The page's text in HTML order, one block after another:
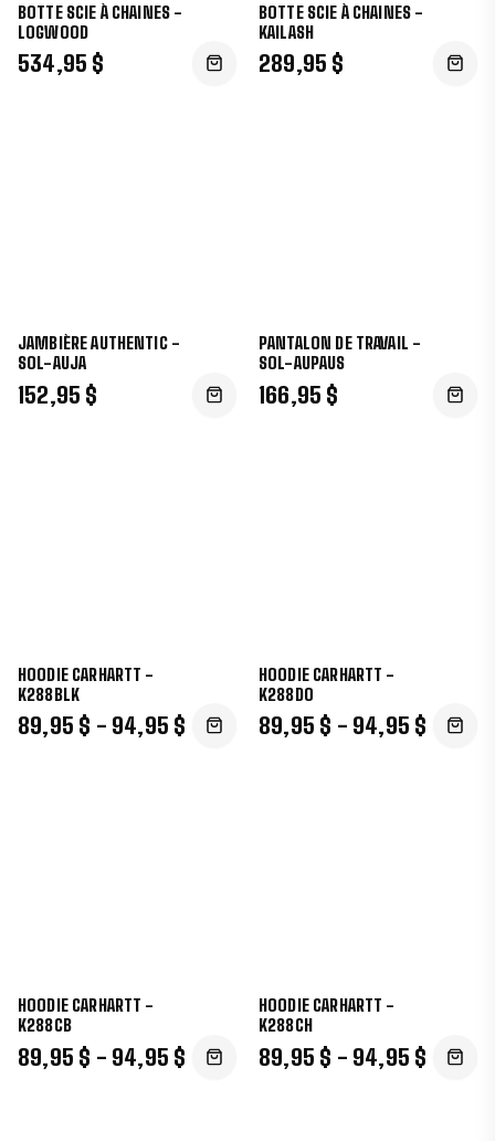
BOTTE SCIE À CHAINES -
LOGWOOD
534,95 $
BOTTE SCIE À CHAINES -
KAILASH
289,95 $
JAMBIÈRE AUTHENTIC -
SOL-AUJA
152,95 $
PANTALON DE TRAVAIL -
SOL-AUPAUS
166,95 $
HOODIE CARHARTT -
K288BLK
89,95 $ - 94,95 $
HOODIE CARHARTT -
K288DO
89,95 $ - 94,95 $
HOODIE CARHARTT -
K288CB
89,95 $ - 94,95 $
HOODIE CARHARTT -
K288CH
89,95 $ - 94,95 $